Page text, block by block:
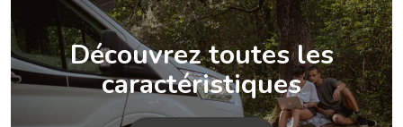
Découvrez toutes les
caractéristiques